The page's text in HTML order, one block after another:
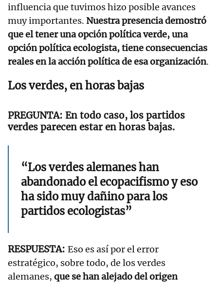
influencia que tuvimos hizo posible avances
muy importantes. Nuestra presencia demostró
que el tener una opción política verde, una
opción política ecologista, tiene consecuencias
reales en la acción política de esa organización.
Los verdes, en horas bajas
En todo caso, los partidos
verdes parecen estar en horas bajas.
“Los verdes alemanes han
abandonado el ecopacifismo y eso
ha sido muy dañino para los
partidos ecologistas”
Eso es así por el error
estratégico, sobre todo, de los verdes
alemanes, que se han alejado del origen